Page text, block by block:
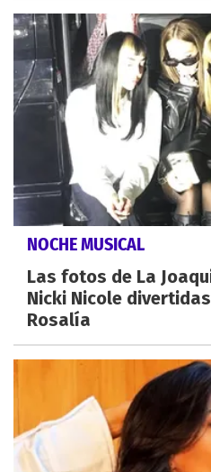
NOCHE MUSICAL
Las fotos de La
Nicki Nicole
Rosalía